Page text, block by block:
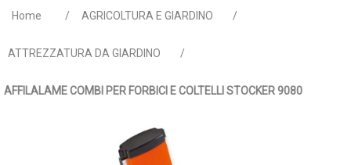
Home / AGRICOLTURA E GIARDINO /
ATTREZZATURA DA GIARDINO /
AFFILALAME COMBI PER FORBICI E COLTELLI STOCKER 9080